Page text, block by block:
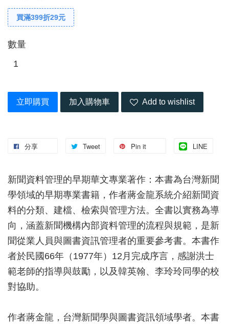
買滿399折29元
數量
立即購買 加入購物車 Add to wishlist
分享 Tweet Pin it LINE
新聞資料管理的早期華文專業著作：本書為台灣新聞
學領域的早期專業書籍，作者蔣金龍系統介紹新聞資
料的分類、建檔、檢索與管理方法。全書以實務為導
向，涵蓋新聞機構內部資料管理的流程與規範，是新
聞從業人員與圖書資訊管理者的重要參考書。本書作
者於民國66年（1977年）12月完成序言，感謝洪士
範老師的指導與鼓勵，以及韓英翰、李玲玲同學的校
對協助。
作者蔣金龍，台灣新聞學與圖書資訊領域學者。本書